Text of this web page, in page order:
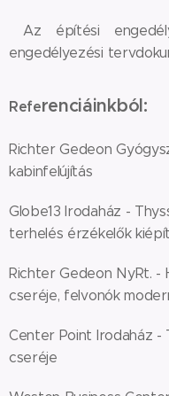
Az építési
engedélyezési
Referenciáinkból:
Richter Gedeon
kabinfelújítás
Globe13 Irodaház -
terhelés érzékelők
Richter Gedeon NyRt. -
cseréje, felvonók
Center Point Irodaház -
cseréje